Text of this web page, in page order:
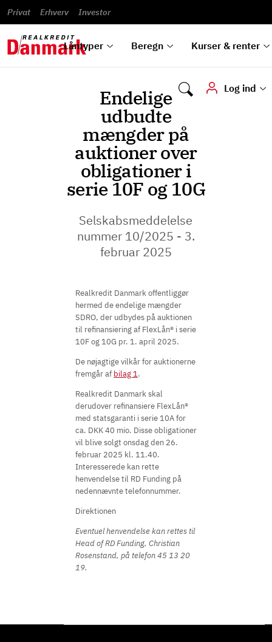
Privat Erhverv Investor
Låntyper Beregn Kurser & renter
Log ind
til bolig
Alle
låntyper
omlægning
Se alle
beregnere
Renteprognose
Bestil
kursovervågning
rentetilpasning
vilkår
Blanketter
Samarbejdspartnere
guides
hvad
vi kan
tilbyde
Endelige
udbudte
mængder på
auktioner over
obligationer i
serie 10F og 10G
Selskabsmeddelelse
nummer 10/2025 - 3.
februar 2025
Realkredit Danmark offentliggør
hermed de endelige mængder
SDRO, der udbydes på auktionen
til refinansiering af FlexLån® i serie
10F og 10G pr. 1. april 2025.
De nøjagtige vilkår for auktionerne
fremgår af bilag 1.
Realkredit Danmark skal
derudover refinansiere FlexLån®
med statsgaranti i serie 10A for
ca. DKK 40 mio. Disse obligationer
vil blive solgt onsdag den 26.
februar 2025 kl. 11.40.
Interesserede kan rette
henvendelse til RD Funding på
nedennævnte telefonnummer.
Direktionen
Eventuel henvendelse kan rettes til
Head of RD Funding, Christian
Rosenstand, på telefon 45 13 20
19.